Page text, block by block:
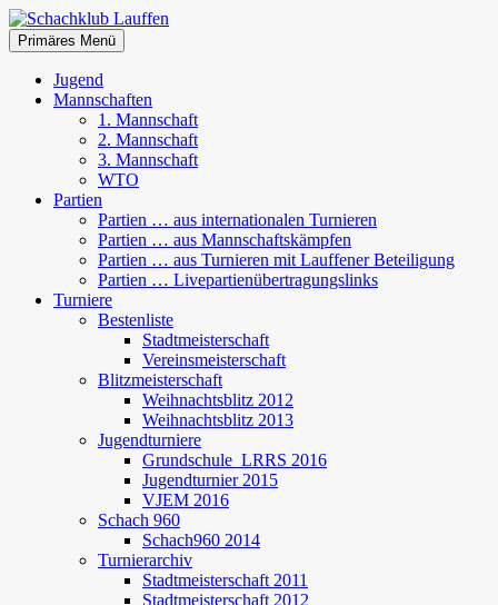
Zum
Inhalt
springen
Schachklub Lauffen
Suchen
Primäres Menü
Jugend
Mannschaften
1. Mannschaft
2. Mannschaft
3. Mannschaft
WTO
Partien
Partien … aus internationalen Turnieren
Partien … aus Mannschaftskämpfen
Partien … aus Turnieren mit Lauffener Beteiligung
Partien … Livepartienübertragungslinks
Turniere
Bestenliste
Stadtmeisterschaft
Vereinsmeisterschaft
Blitzmeisterschaft
Weihnachtsblitz 2012
Weihnachtsblitz 2013
Jugendturniere
Grundschule_LRRS 2016
Jugendturnier 2015
VJEM 2016
Schach 960
Schach960 2014
Turnierarchiv
Stadtmeisterschaft 2011
Stadtmeisterschaft 2012